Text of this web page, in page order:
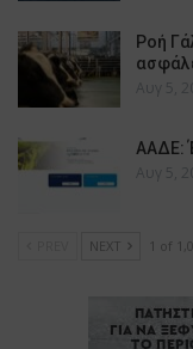
Ροή
Αυγ 5,
ΑΑΔΕ:
Αυγ 5,
NEXT 1 of